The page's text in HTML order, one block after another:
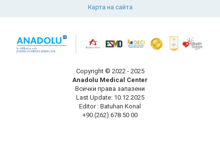
Карта на сайта
Copyright © 2022 - 2025
Anadolu Medical Center
Всички права запазени
Last Update: 10.12.2025
Editor : Batuhan Konal
+90 (262) 678 50 00